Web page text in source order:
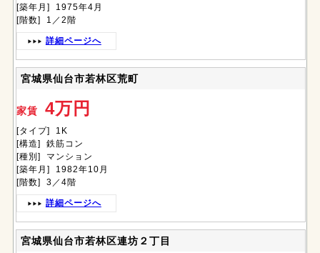
[築年月] 1975年4月
[階数] 1／2階
詳細ページへ
宮城県仙台市若林区荒町
家賃 4万円
[タイプ] 1K
[構造] 鉄筋コン
[種別] マンション
[築年月] 1982年10月
[階数] 3／4階
詳細ページへ
宮城県仙台市若林区連坊２丁目